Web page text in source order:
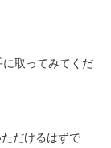
取ってみてくだ
だけるはずで